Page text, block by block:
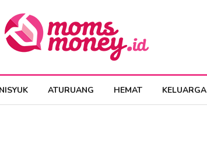
ATURUANG HEMAT KELUARGA